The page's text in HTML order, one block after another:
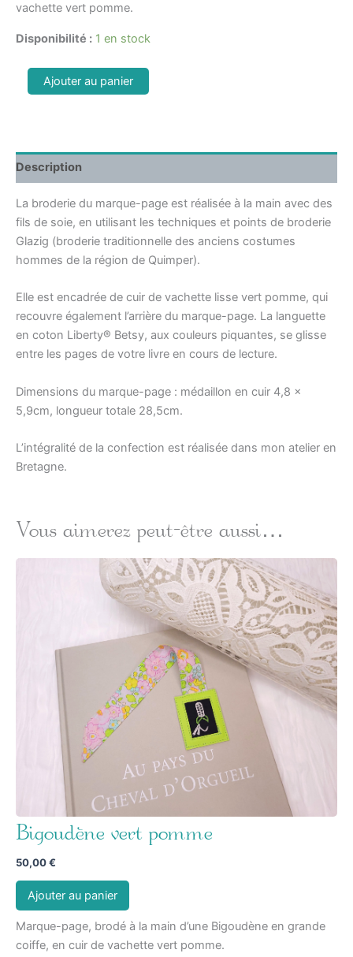
vachette vert pomme.
Disponibilité : 1 en stock
Ajouter au panier
Description
La broderie du marque-page est réalisée à la main avec des
fils de soie, en utilisant les techniques et points de broderie
Glazig (broderie traditionnelle des anciens costumes
hommes de la région de Quimper).
Elle est encadrée de cuir de vachette lisse vert pomme, qui
recouvre également l’arrière du marque-page. La languette
en coton Liberty® Betsy, aux couleurs piquantes, se glisse
entre les pages de votre livre en cours de lecture.
Dimensions du marque-page : médaillon en cuir 4,8 x
5,9cm, longueur totale 28,5cm.
L’intégralité de la confection est réalisée dans mon atelier en
Bretagne.
Vous aimerez peut-être aussi…
Bigoudène vert pomme
50,00€
Ajouter au panier
Marque-page, brodé à la main d’une Bigoudène en grande
coiffe, en cuir de vachette vert pomme.